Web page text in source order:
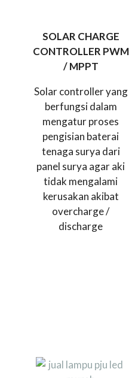
SOLAR CHARGE
CONTROLLER PWM
/ MPPT
Solar controller yang
berfungsi dalam
mengatur proses
pengisian baterai
tenaga surya dari
panel surya agar aki
tidak mengalami
kerusakan akibat
overcharge /
discharge